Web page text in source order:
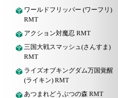
ワールドフリッパー (ワーフリ)
RMT
アクション対魔忍 RMT
三国大戦スマッシュ(さんすま)
RMT
ライズオブキングダム万国覚醒
(ライキン) RMT
あつまれどうぶつの森 RMT